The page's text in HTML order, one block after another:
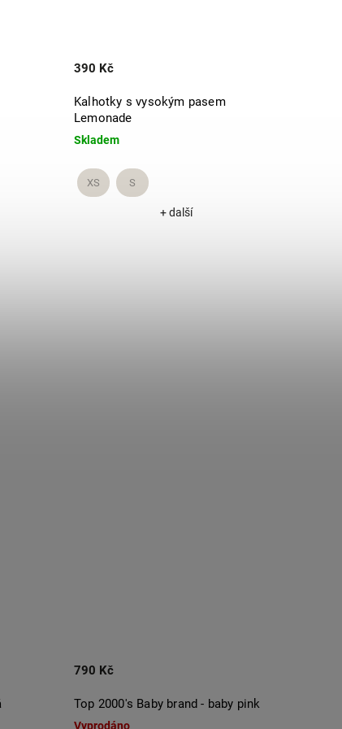
Kalhotky s vysokým pasem
Lemonade
Skladem
390 Kč
XS S
+ další
Top 2000's Baby brand - baby pink
Vyprodáno
790 Kč